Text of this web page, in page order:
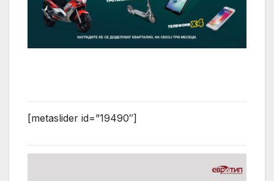
[metaslider id=”19490″]